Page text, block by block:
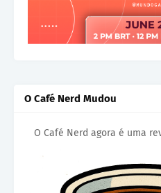
O Café Nerd Mudou
O Café Nerd agora é uma